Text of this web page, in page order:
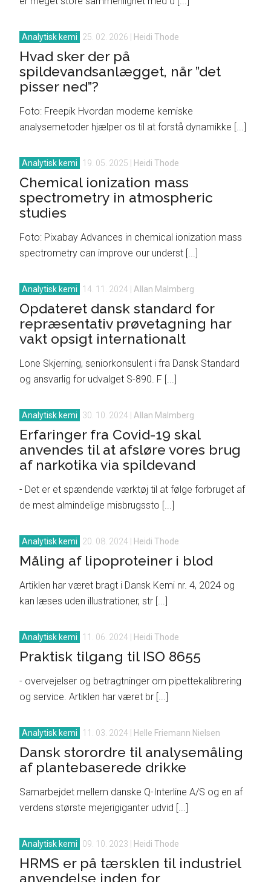
Analytisk kemi 25. 02. 2026 Heidi Thode
Hvad sker der på
spildevandsanlægget, når ”det
pisser ned”?
Foto: Freepik Hvordan moderne kemiske
analysemetoder hjælper os til at forstå dynamikke [...]
Analytisk kemi 19. 05. 2025 Heidi Thode
Chemical ionization mass
spectrometry in atmospheric
studies
Foto: Pixabay Advances in chemical ionization mass
spectrometry can improve our underst [...]
Analytisk kemi 14. 11. 2024 Allan Malmberg
Opdateret dansk standard for
repræsentativ prøvetagning har
vakt opsigt internationalt
Lone Skjerning, seniorkonsulent i fra Dansk Standard
og ansvarlig for udvalget S-890. F [...]
Analytisk kemi 30. 10. 2024 Allan Malmberg
Erfaringer fra Covid-19 skal
anvendes til at afsløre vores brug
af narkotika via spildevand
- Det er et spændende værktøj til at følge forbruget af
de mest almindelige misbrugssto [...]
Analytisk kemi 20. 08. 2024 Heidi Thode
Måling af lipoproteiner i blod
Artiklen har været bragt i Dansk Kemi nr. 4, 2024 og
kan læses uden illustrationer, str [...]
Analytisk kemi 11. 06. 2024 Heidi Thode
Praktisk tilgang til ISO 8655
- overvejelser og betragtninger om pipettekalibrering
og service. Artiklen har været br [...]
Analytisk kemi 11. 03. 2024 Helle Friemann Nielsen
Dansk storordre til analysemåling
af plantebaserede drikke
Samarbejdet mellem danske Q-Interline A/S og en af
verdens største mejerigiganter udvid [...]
Analytisk kemi 09. 10. 2023 Heidi Thode
HRMS er på tærsklen til industriel
anvendelse inden for